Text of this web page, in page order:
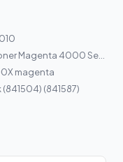
magenta
(841504) (841587)